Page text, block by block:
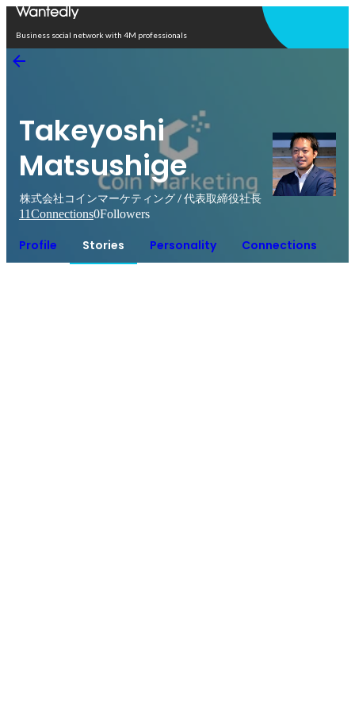
Business social network with 4M professionals
Takeyoshi
Matsushige
株式会社コインマーケティング / 代表取締役社長
11Connections0Followers
Profile Stories Personality Connections